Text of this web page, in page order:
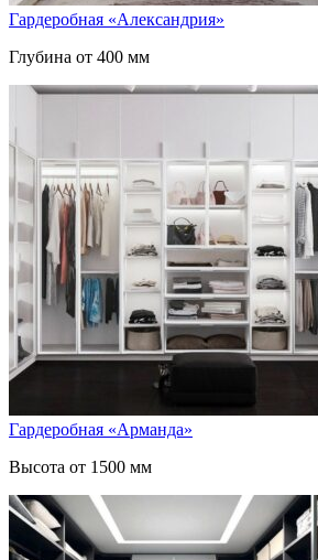
Гардеробная «Александрия»
Глубина от 400 мм
Гардеробная «Арманда»
Высота от 1500 мм